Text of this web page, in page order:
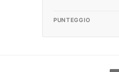
PUNTEGGIO